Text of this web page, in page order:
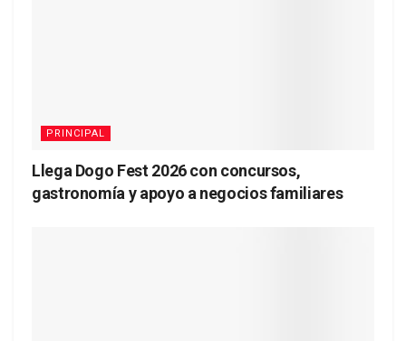
PRINCIPAL
Llega Dogo Fest 2026 con concursos,
gastronomía y apoyo a negocios familiares